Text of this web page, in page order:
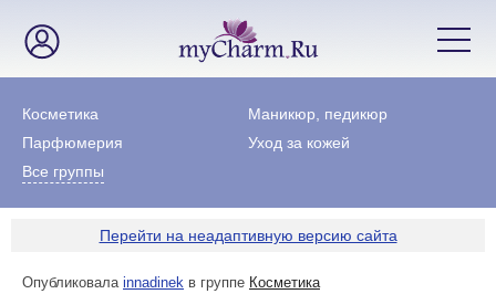
Косметика
Маникюр, педикюр
Парфюмерия
Уход за кожей
Все группы
Перейти на неадаптивную версию сайта
Опубликовала innadinek в группе Косметика